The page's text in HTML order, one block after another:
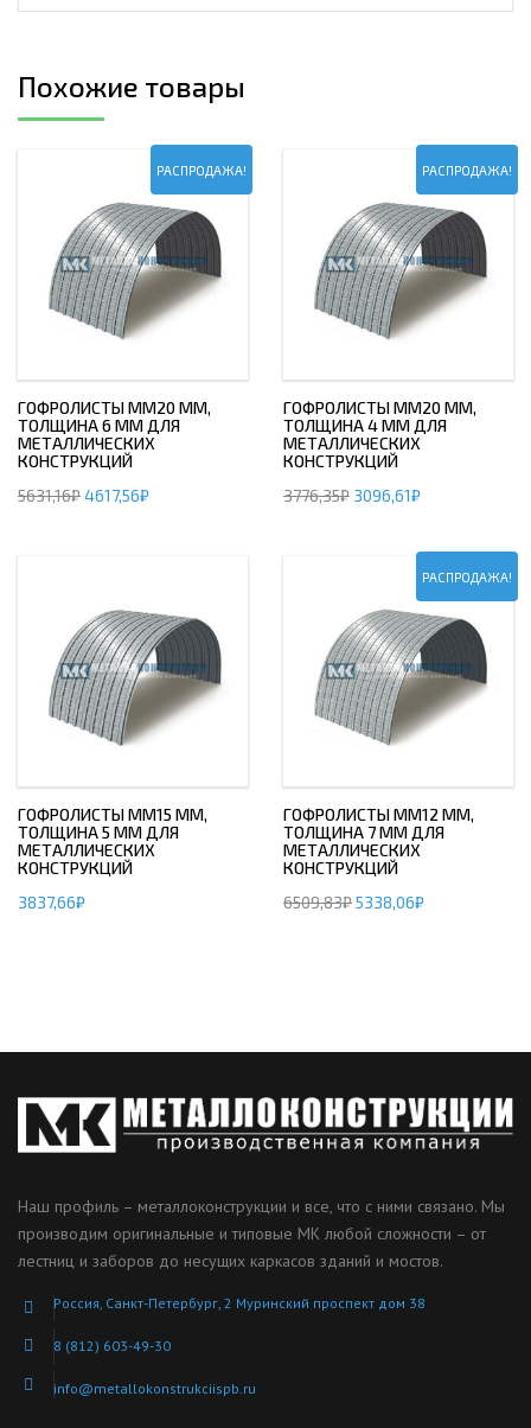
Похожие товары
РАСПРОДАЖА!
ГОФРОЛИСТЫ ММ20 ММ,
ТОЛЩИНА 6 ММ ДЛЯ
МЕТАЛЛИЧЕСКИХ
КОНСТРУКЦИЙ
5631,16₽4617,56₽
РАСПРОДАЖА!
ГОФРОЛИСТЫ ММ20 ММ,
ТОЛЩИНА 4 ММ ДЛЯ
МЕТАЛЛИЧЕСКИХ
КОНСТРУКЦИЙ
3776,35₽ 3096,61₽
ГОФРОЛИСТЫ ММ15 ММ,
ТОЛЩИНА 5 ММ ДЛЯ
МЕТАЛЛИЧЕСКИХ
КОНСТРУКЦИЙ
3837,66₽
РАСПРОДАЖА!
ГОФРОЛИСТЫ ММ12 ММ,
ТОЛЩИНА 7 ММ ДЛЯ
МЕТАЛЛИЧЕСКИХ
КОНСТРУКЦИЙ
6509,83₽5338,06₽
Наш профиль – металлоконструкции и все, что с ними связано. Мы
производим оригинальные и типовые МК любой сложности – от
лестниц и заборов до несущих каркасов зданий и мостов.
Россия, Санкт-Петербург, 2 Муринский проспект дом 38
8 (812) 603-49-30
info@metallokonstrukciispb.ru